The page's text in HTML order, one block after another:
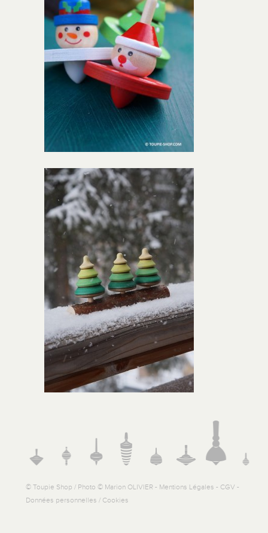
© Toupie Shop / Photo © Marion OLIVIER - Mentions Légales - CGV -
Données personnelles / Cookies